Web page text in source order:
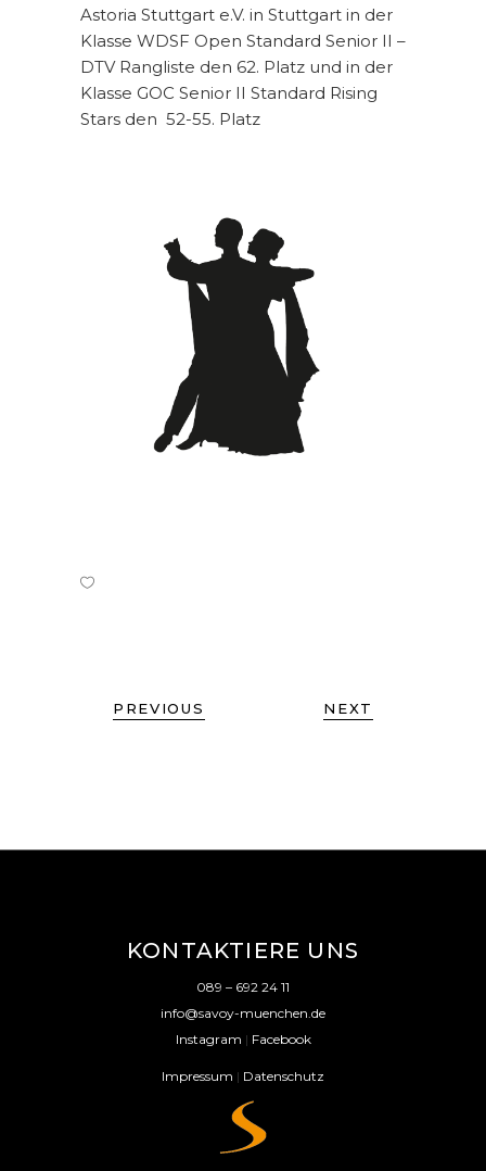
Astoria Stuttgart e.V. in Stuttgart in der
Klasse WDSF Open Standard Senior II –
DTV Rangliste den 62. Platz und in der
Klasse GOC Senior II Standard Rising
Stars den 52-55. Platz
PREVIOUS NEXT
KONTAKTIERE UNS
089 – 692 24 11
info@savoy-muenchen.de
Instagram | Facebook
Impressum | Datenschutz